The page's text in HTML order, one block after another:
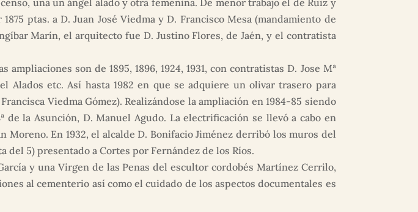
ptas. a D. Juan José Viedma y D. Francisco Mesa (mandamiento de
Marín, el arquitecto fue D. Justino Flores, de Jaén, y el contratista
son de 1895, 1896, 1924, 1931, con contratistas D. Jose Mª
Alados etc. Así hasta 1982 en que se adquiere un olivar trasero para
Viedma Gómez). Realizándose la ampliación en 1984-85 siendo
la Asunción, D. Manuel Agudo. La electrificación se llevó a cabo en
En 1932, el alcalde D. Bonifacio Jiménez derribó los muros del
5) presentado a Cortes por Fernández de los Ríos.
y una Virgen de las Penas del escultor cordobés Martínez Cerrilo,
al cementerio así como el cuidado de los aspectos documentales es